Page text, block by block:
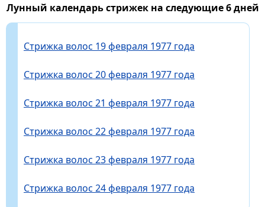
Лунный календарь стрижек на следующие 6 дней
Стрижка волос 19 февраля 1977 года
Стрижка волос 20 февраля 1977 года
Стрижка волос 21 февраля 1977 года
Стрижка волос 22 февраля 1977 года
Стрижка волос 23 февраля 1977 года
Стрижка волос 24 февраля 1977 года